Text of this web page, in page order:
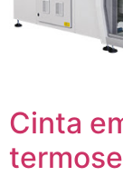
Cinta